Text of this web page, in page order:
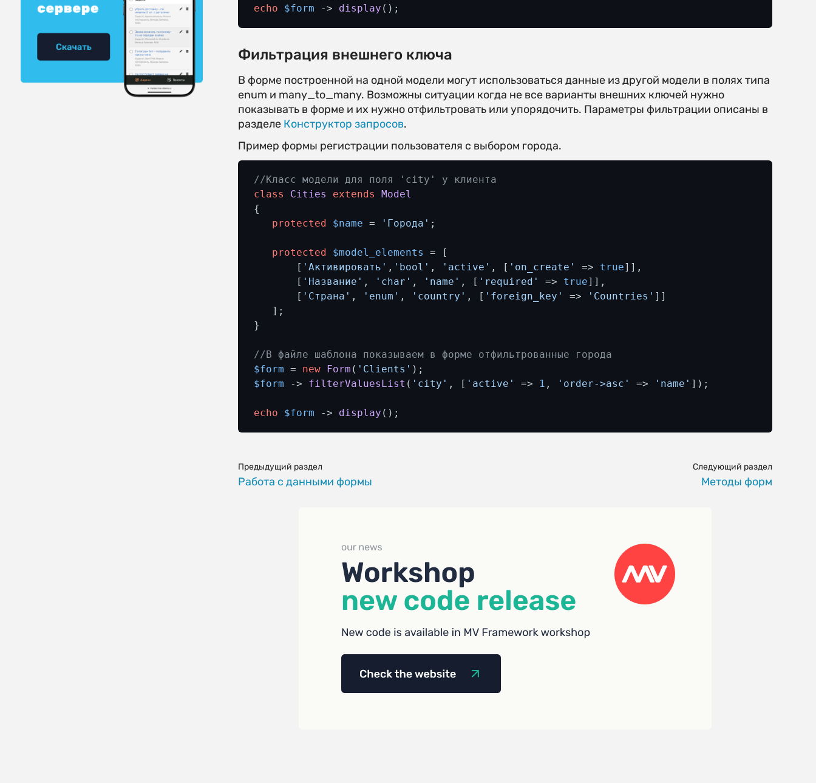
echo
$form -> display ();
Фильтрация внешнего ключа
В форме построенной на одной модели могут использоваться данные из другой модели в полях типа
enum и many_to_many. Возможны ситуации когда не все варианты внешних ключей нужно
показывать в форме и их нужно отфильтровать или упорядочить. Параметры фильтрации описаны в
разделе Конструктор запросов.
Пример формы регистрации пользователя с выбором города.
//Класс модели для поля 'city' у клиента
class
Cities extends
Model
{
protected
$name = 'Города' ;
protected $model_elements
= [
       [
'Активировать' , 'bool' , 'active' , [ 'on_create' => true]],
       [
'Название' , 'char' , 'name' , [ 'required' => true]],
       [
'Страна' , 'enum' , 'country' , [ 'foreign_key' => 'Countries' ]]
   ];
}
//В файле шаблона показываем в форме отфильтрованные города
$form = new Form ( 'Clients'
$form -> filterValuesList ( 'city' , [ 'active' => 1 , 'order->asc' => 'name' ]);
echo $form -> display ();
Предыдущий раздел
Работа с данными формы
Следующий раздел
Методы форм